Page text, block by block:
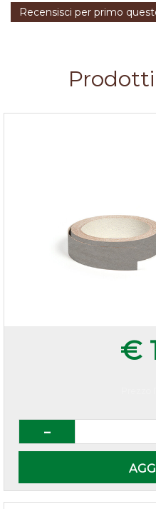
Recensisci per primo
€